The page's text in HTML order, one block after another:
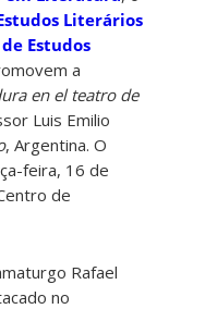
Literários
Estudos
a
en el teatro de
Luis Emilio
, Argentina. O
feira, 16 de
de
Rafael
no